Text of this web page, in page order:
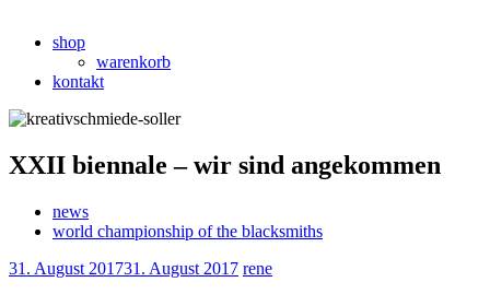
shop
warenkorb
kontakt
XXII biennale – wir sind angekommen
news
world championship of the blacksmiths
31. August 201731. August 2017 rene